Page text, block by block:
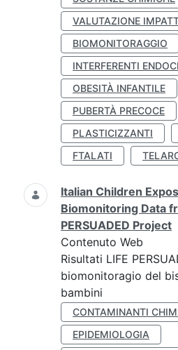
VALUTAZIONE
BIOMONITORAGGIO
INTERFERENTI
OBESITÀ INFANTILE
PUBERTÀ PRECOCE
PLASTICIZZANTI
FTALATI
Italian Children
Biomonitoring Data
PERSUADED Project
Contenuto Web
Risultati LIFE
biomonitoragio del
bambini
CONTAMINANTI
EPIDEMIOLOGIA